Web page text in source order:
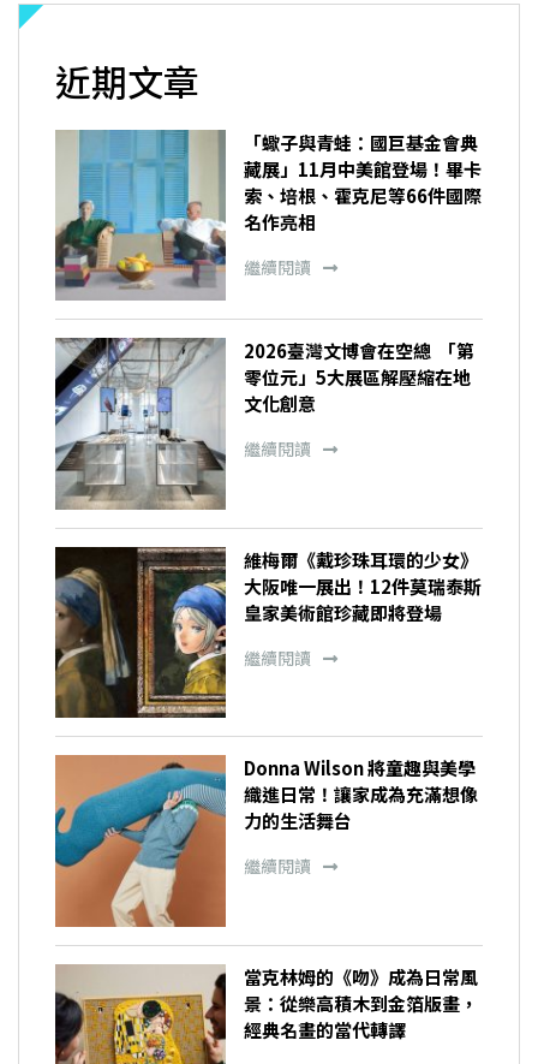
近期文章
「蠍子與青蛙：國巨基金會典
藏展」11月中美館登場！畢卡
索、培根、霍克尼等66件國際
名作亮相
繼續閱讀
2026臺灣文博會在空總 「第
零位元」5大展區解壓縮在地
文化創意
繼續閱讀
維梅爾《戴珍珠耳環的少女》
大阪唯一展出！12件莫瑞泰斯
皇家美術館珍藏即將登場
繼續閱讀
Donna Wilson 將童趣與美學
織進日常！讓家成為充滿想像
力的生活舞台
繼續閱讀
當克林姆的《吻》成為日常風
景：從樂高積木到金箔版畫，
經典名畫的當代轉譯